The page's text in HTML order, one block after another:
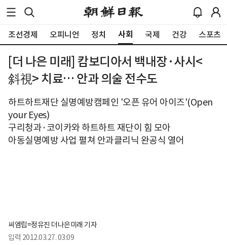
조선경제 오피니언 정치 사회 국제 건강 스포츠
[더 나은 미래] 캄보디아서 백내장·사시<
斜視> 치료… 안과 의술 전수도
하트하트재단 실명예방캠페인 '오픈 유어 아이즈'(Open
your Eyes)
구리청과·코이카와 하트하트 재단이 힘 모아
아동실명예방 사업 펼쳐 안과클리닉 완공식 열어
씨엠립=정유진 더나은미래 기자
입력 2012.03.27. 03:09